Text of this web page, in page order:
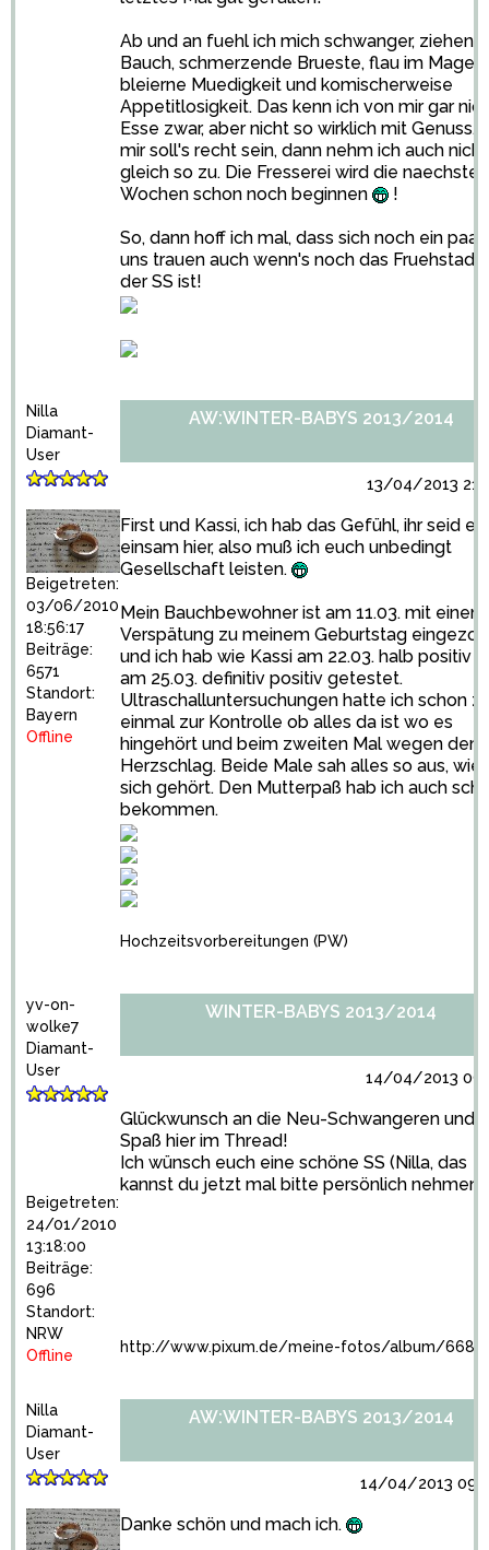
Ab und an fuehl ich mich schwanger, ziehen
Bauch, schmerzende Brueste, flau im Magen,
bleierne Muedigkeit und komischerweise
Appetitlosigkeit. Das kenn ich von mir gar
Esse zwar, aber nicht so wirklich mit Genuss.
mir soll's recht sein, dann nehm ich auch nicht
gleich so zu. Die Fresserei wird die naechsten
Wochen schon noch beginnen
!
So, dann hoff ich mal, dass sich noch ein paar
uns trauen auch wenn's noch das
der SS ist!
Nilla
Diamant-
User
Beigetreten:
03/06/2010
18:56:17
Beiträge:
6571
Standort:
Bayern
Offline
AW:WINTER-BABYS 2013/2014
13/04/2013
First und Kassi, ich hab das Gefühl, ihr seid
einsam hier, also muß ich euch unbedingt
Gesellschaft leisten.
Mein Bauchbewohner ist am 11.03. mit
Verspätung zu meinem Geburtstag
und ich hab wie Kassi am 22.03. halb positiv
am 25.03. definitiv positiv getestet.
Ultraschalluntersuchungen hatte ich schon
einmal zur Kontrolle ob alles da ist wo es
hingehört und beim zweiten Mal wegen dem
Herzschlag. Beide Male sah alles so aus, wie
sich gehört. Den Mutterpaß hab ich auch
bekommen.
Hochzeitsvorbereitungen (PW)
yv-on-
wolke7
Diamant-
User
Beigetreten:
24/01/2010
13:18:00
Beiträge:
696
Standort:
NRW
Offline
WINTER-BABYS 2013/2014
14/04/2013
Glückwunsch an die Neu-Schwangeren und
Spaß hier im Thread!
Ich wünsch euch eine schöne SS (Nilla, das
kannst du jetzt mal bitte persönlich nehmen
http://www.pixum.de/meine-fotos/album/
Nilla
Diamant-
User
AW:WINTER-BABYS 2013/2014
14/04/2013
Danke schön und mach ich.